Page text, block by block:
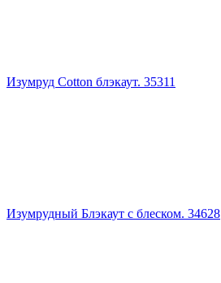
Изумруд Cotton блэкаут. 35311
Изумрудный Блэкаут с блеском. 34628